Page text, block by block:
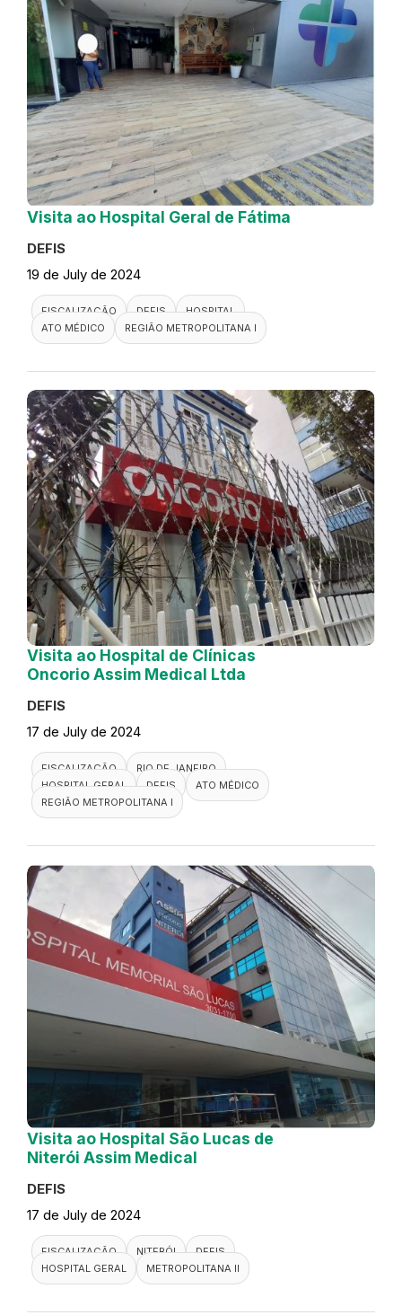
Visita ao Hospital Geral de Fátima
DEFIS
19 de July de 2024
FISCALIZAÇÃO DEFIS
HOSPITAL
ATO MÉDICO
REGIÃO METROPOLITANA I
Visita ao Hospital de Clínicas
Oncorio Assim Medical Ltda
DEFIS
17 de July de 2024
FISCALIZAÇÃO
RIO DE JANEIRO
HOSPITAL GERAL
DEFIS
ATO MÉDICO
REGIÃO METROPOLITANA I
Visita ao Hospital São Lucas de
Niterói Assim Medical
DEFIS
17 de July de 2024
FISCALIZAÇÃO NITERÓI
DEFIS
HOSPITAL GERAL
METROPOLITANA II